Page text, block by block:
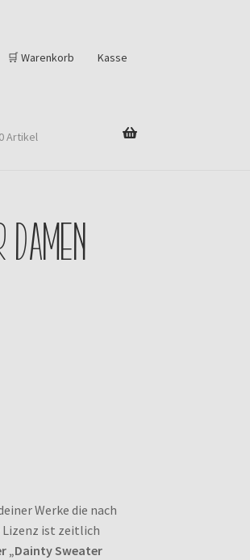
🛒 Warenkorb Kasse
0 Artikel
Werke die nach
Lizenz ist zeitlich
„Dainty Sweater